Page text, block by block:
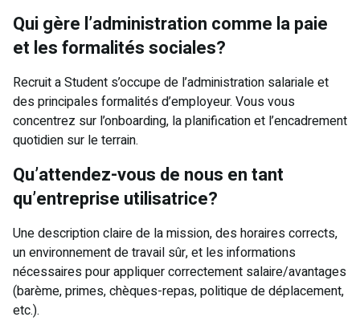
Qui gère l’administration comme la paie
et les formalités sociales?
Recruit a Student s’occupe de l’administration salariale et
des principales formalités d’employeur. Vous vous
concentrez sur l’onboarding, la planification et l’encadrement
quotidien sur le terrain.
Qu’attendez-vous de nous en tant
qu’entreprise utilisatrice?
Une description claire de la mission, des horaires corrects,
un environnement de travail sûr, et les informations
nécessaires pour appliquer correctement salaire/avantages
(barème, primes, chèques-repas, politique de déplacement,
etc.).